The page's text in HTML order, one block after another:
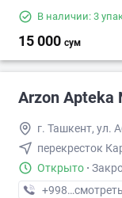
В наличии: 3
15 000 сум
Arzon
г. Ташкент, ул.
перекресток
Открыто ·
+998 (99) XXX-
смотреть